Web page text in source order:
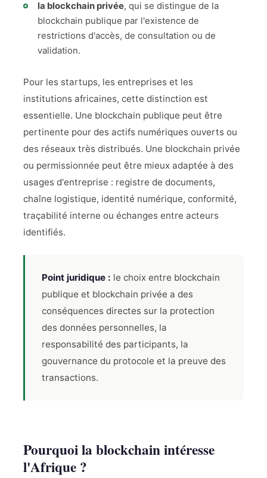
la blockchain privée, qui se distingue de la
blockchain publique par l'existence de
restrictions d'accès, de consultation ou de
validation.
Pour les startups, les entreprises et les
institutions africaines, cette distinction est
essentielle. Une blockchain publique peut être
pertinente pour des actifs numériques ouverts ou
des réseaux très distribués. Une blockchain privée
ou permissionnée peut être mieux adaptée à des
usages d'entreprise : registre de documents,
chaîne logistique, identité numérique, conformité,
traçabilité interne ou échanges entre acteurs
identifiés.
Point juridique : le choix entre blockchain
publique et blockchain privée a des
conséquences directes sur la protection
des données personnelles, la
responsabilité des participants, la
gouvernance du protocole et la preuve des
transactions.
Pourquoi la blockchain intéresse
l'Afrique ?